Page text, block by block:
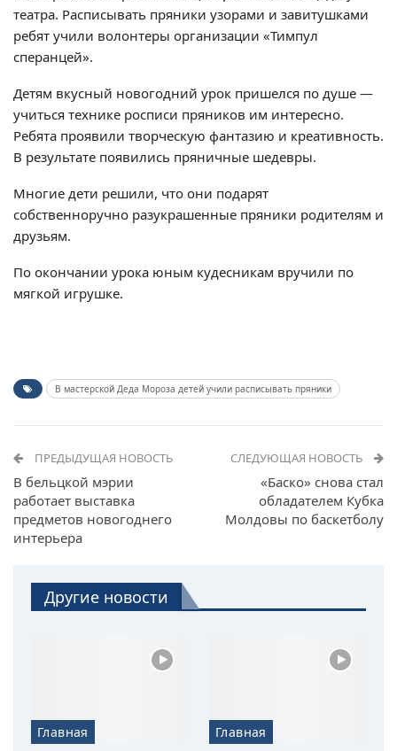
театра. Расписывать пряники узорами и завитушками
ребят учили волонтеры организации «Тимпул
сперанцей».
Детям вкусный новогодний урок пришелся по душе —
учиться технике росписи пряников им интересно.
Ребята проявили творческую фантазию и креативность.
В результате появились пряничные шедевры.
Многие дети решили, что они подарят
собственноручно разукрашенные пряники родителям и
друзьям.
По окончании урока юным кудесникам вручили по
мягкой игрушке.
В мастерской Деда Мороза детей учили расписывать пряники
ПРЕДЫДУЩАЯ НОВОСТЬ
В бельцкой мэрии
работает выставка
предметов новогоднего
интерьера
СЛЕДУЮЩАЯ НОВОСТЬ
«Баско» снова стал
обладателем Кубка
Молдовы по баскетболу
Другие новости
Главная Главная